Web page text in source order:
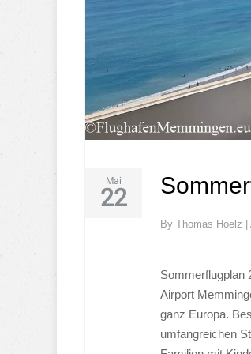
Mai
22
By Thomas Hoelz
Sommerflugplan
Airport
ganz Europa.
umfangreichen